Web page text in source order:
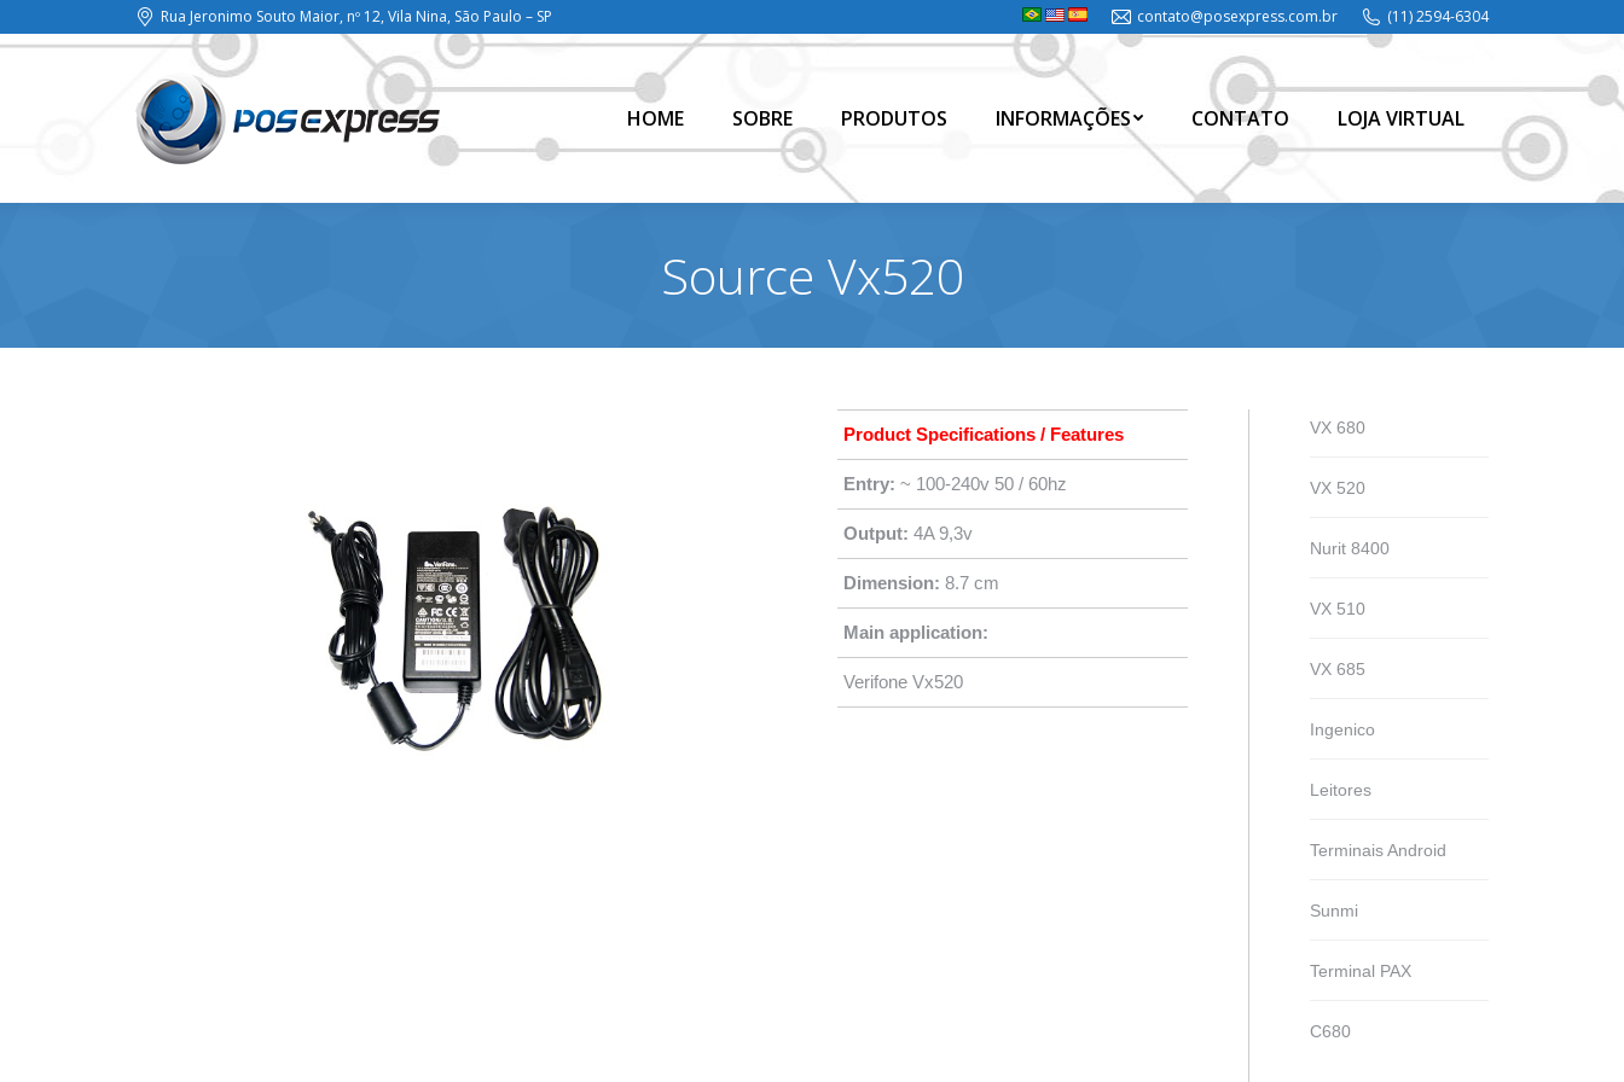
Rua Jeronimo Souto Maior, nº 12, Vila Nina, São Paulo – SP contato@posexpress.com.br (11) 2594-6304
HOME SOBRE PRODUTOS INFORMAÇÕES CONTATO LOJA VIRTUAL
Source Vx520
Product Specifications / Features
Entry: ~ 100-240v 50 / 60hz
Output: 4A 9,3v
Dimension: 8.7 cm
Main application:
Verifone Vx520
VX 680
VX 520
Nurit 8400
VX 510
VX 685
Ingenico
Leitores
Terminais Android
Sunmi
Terminal PAX
C680
HOME INFORMAÇÕES CONTATO